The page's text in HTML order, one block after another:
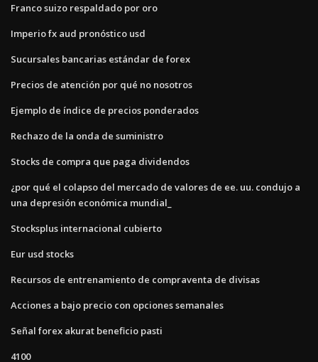
Franco suizo respaldado por oro
Imperio fx aud pronóstico usd
Sucursales bancarias estándar de forex
Precios de atención por qué no nosotros
Ejemplo de índice de precios ponderados
Rechazo de la onda de suministro
Stocks de compra que paga dividendos
¿por qué el colapso del mercado de valores de ee. uu. condujo a
una depresión económica mundial_
Stocksplus internacional cubierto
Eur usd stocks
Recursos de entrenamiento de compraventa de divisas
Acciones a bajo precio con opciones semanales
Señal forex akurat beneficio pasti
4100